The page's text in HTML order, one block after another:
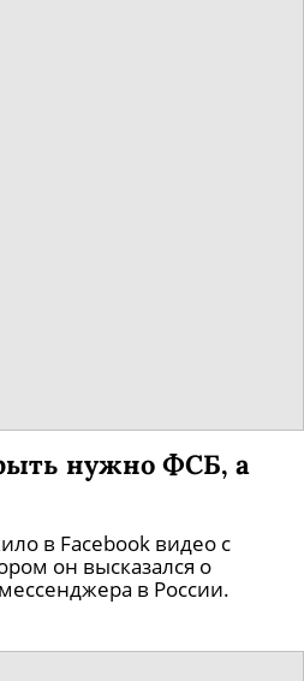
нужно ФСБ, а
в Facebook видео с
он высказался о
в России.